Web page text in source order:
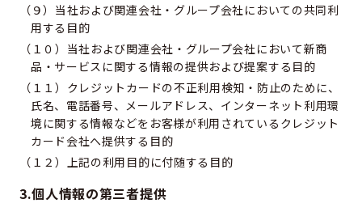
（９）当社および関連会社・グループ会社においての共同利
用する目的
（１０）当社および関連会社・グループ会社において新商
品・サービスに関する情報の提供および提案する目的
（１１）クレジットカードの不正利用検知・防止のために、
氏名、電話番号、メールアドレス、インターネット利用環
境に関する情報などをお客様が利用されているクレジット
カード会社へ提供する目的
（１２）上記の利用目的に付随する目的
3.個人情報の第三者提供